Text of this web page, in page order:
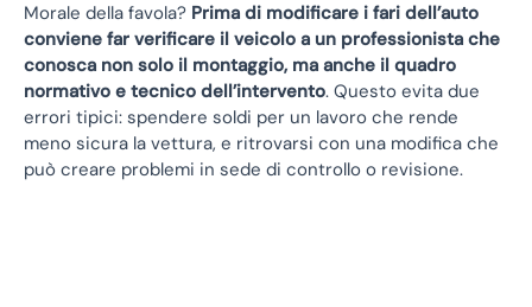
Morale della favola? Prima di modificare i fari dell’auto
conviene far verificare il veicolo a un professionista che
conosca non solo il montaggio, ma anche il quadro
normativo e tecnico dell’intervento. Questo evita due
errori tipici: spendere soldi per un lavoro che rende
meno sicura la vettura, e ritrovarsi con una modifica che
può creare problemi in sede di controllo o revisione.